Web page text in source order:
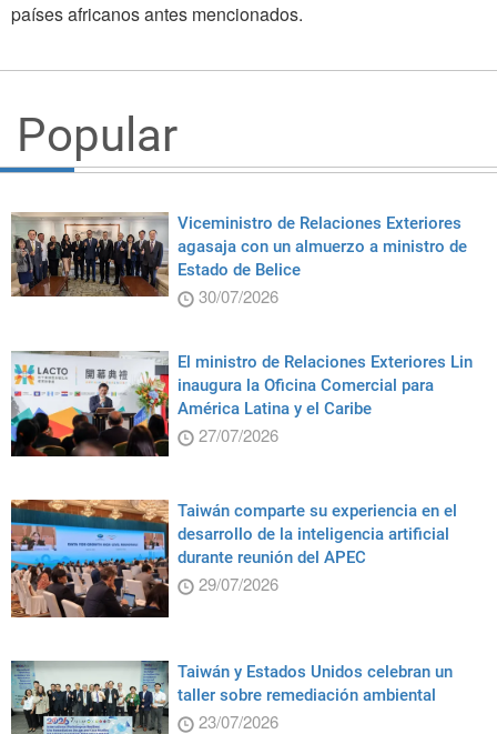
países africanos antes mencionados.
Popular
Viceministro de Relaciones Exteriores
agasaja con un almuerzo a ministro de
Estado de Belice
30/07/2026
El ministro de Relaciones Exteriores Lin
inaugura la Oficina Comercial para
América Latina y el Caribe
27/07/2026
Taiwán comparte su experiencia en el
desarrollo de la inteligencia artificial
durante reunión del APEC
29/07/2026
Taiwán y Estados Unidos celebran un
taller sobre remediación ambiental
23/07/2026